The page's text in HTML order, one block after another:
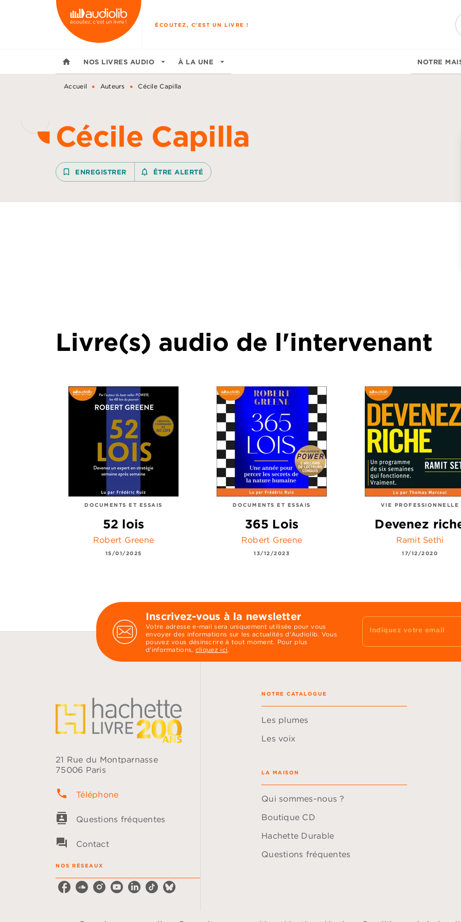
MENU RECHERCHE
ÉCOUTEZ, C'EST UN LIVRE !
home NOS LIVRES AUDIO arrow_drop_down À LA UNE arrow_drop_down NOTRE
Accueil • Auteurs • Cécile Capilla
Cécile Capilla
bookmark_border ENREGISTRER notifications_none_outlined
ÊTRE ALERTÉ
Livre(s) audio de l'intervenant
DOCUMENTS ET ESSAIS
52 lois
Robert Greene
15/01/2025
DOCUMENTS ET ESSAIS
365 Lois
Robert Greene
13/12/2023
VIE PROFESSIONNELLE
Devenez
Ramit Sethi
17/12/2020
Inscrivez-vous à la newsletter
Votre adresse e-mail sera uniquement utilisée pour vous
envoyer des informations sur les actualités d'Audiolib. Vous
pouvez vous désinscrire à tout moment. Pour plus
d’informations, cliquez ici.
Indiquez votre email
21 Rue du Montparnasse
75006 Paris
phone Téléphone
contacts Questions fréquentes
question_answer Contact
NOS RÉSEAUX
NOTRE CATALOGUE
Les plumes
Les voix
LA MAISON
Qui sommes-nous ?
Boutique CD
Hachette Durable
Questions fréquentes